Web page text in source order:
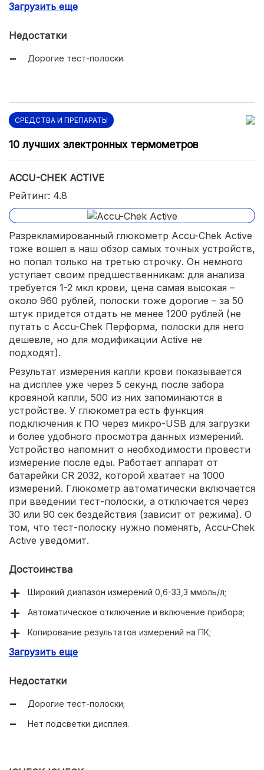
Синхронизация с ПО на компьютере;
Продается в чехле для всего набора измерений;
Загрузить еще
Недостатки
Дорогие тест-полоски.
СРЕДСТВА И ПРЕПАРАТЫ
10 лучших электронных термометров
ACCU-CHEK ACTIVE
Рейтинг: 4.8
Разрекламированный глюкометр Accu-Chek Active
тоже вошел в наш обзор самых точных устройств,
но попал только на третью строчку. Он немного
уступает своим предшественникам: для анализа
требуется 1-2 мкл крови, цена самая высокая –
около 960 рублей, полоски тоже дорогие – за 50
штук придется отдать не менее 1200 рублей (не
путать с Accu-Chek Перформа, полоски для него
дешевле, но для модификации Active не
подходят).
Результат измерения капли крови показывается
на дисплее уже через 5 секунд после забора
кровяной капли, 500 из них запоминаются в
устройстве. У глюкометра есть функция
подключения к ПО через микро-USB для загрузки
и более удобного просмотра данных измерений.
Устройство напомнит о необходимости провести
измерение после еды. Работает аппарат от
батарейки CR 2032, которой хватает на 1000
измерений. Глюкометр автоматически включается
при введении тест-полоски, а отключается через
30 или 90 сек бездействия (зависит от режима). О
том, что тест-полоску нужно поменять, Accu-Chek
Active уведомит.
Достоинства
Широкий диапазон измерений 0,6-33,3 ммоль/л;
Автоматическое отключение и включение прибора;
Копирование результатов измерений на ПК;
Результат за 5 секунд;
после еды.
Загрузить еще
Недостатки
Дорогие тест-полоски;
Нет подсветки дисплея.